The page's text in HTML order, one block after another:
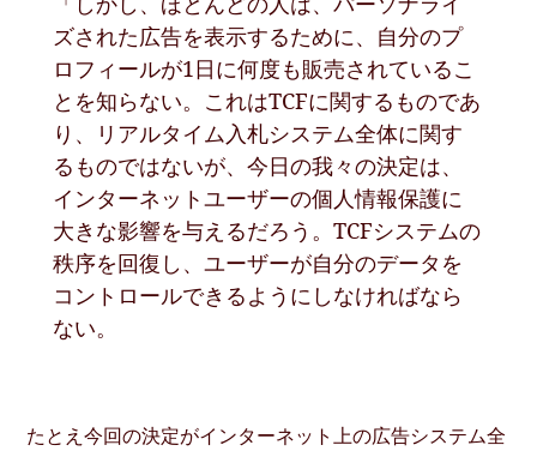
ズされた広告を表示するために、自分のプ
ロフィールが1日に何度も販売されているこ
とを知らない。これはTCFに関するものであ
り、リアルタイム入札システム全体に関す
るものではないが、今日の我々の決定は、
インターネットユーザーの個人情報保護に
大きな影響を与えるだろう。TCFシステムの
秩序を回復し、ユーザーが自分のデータを
コントロールできるようにしなければなら
ない。
たとえ今回の決定がインターネット上の広告システム全